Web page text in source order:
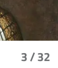
3/ 32